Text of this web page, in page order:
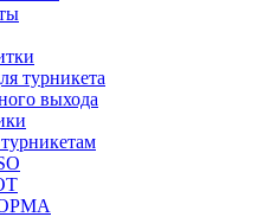
турникета
выхода